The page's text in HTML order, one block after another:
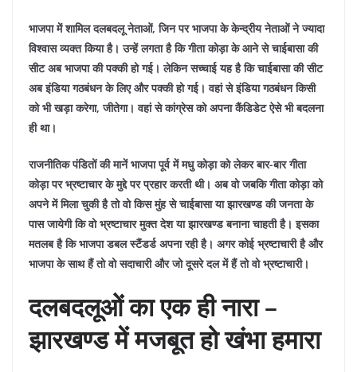
भाजपा में शामिल दलबदलू नेताओं, जिन पर भाजपा के केन्द्रीय नेताओं ने ज्यादा
विश्वास व्यक्त किया है। उन्हें लगता है कि गीता कोड़ा के आने से चाईबासा की
सीट अब भाजपा की पक्की हो गई। लेकिन सच्चाई यह है कि चाईबासा की सीट
अब इंडिया गठबंधन के लिए और पक्की हो गई। वहां से इंडिया गठबंधन किसी
को भी खड़ा करेगा, जीतेगा। वहां से कांग्रेस को अपना कैंडिडेट ऐसे भी बदलना
ही था।
राजनीतिक पंडितों की मानें भाजपा पूर्व में मधु कोड़ा को लेकर बार-बार गीता
कोड़ा पर भ्रष्टाचार के मुद्दे पर प्रहार करती थी। अब वो जबकि गीता कोड़ा को
अपने में मिला चुकी है तो वो किस मुंह से चाईबासा या झारखण्ड की जनता के
पास जायेगी कि वो भ्रष्टाचार मुक्त देश या झारखण्ड बनाना चाहती है। इसका
मतलब है कि भाजपा डबल स्टैंडर्ड अपना रही है। अगर कोई भ्रष्टाचारी है और
भाजपा के साथ हैं तो वो सदाचारी और जो दूसरे दल में हैं तो वो भ्रष्टाचारी।
दलबदलूओं का एक ही नारा –
झारखण्ड में मजबूत हो खंभा हमारा